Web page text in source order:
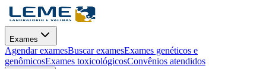
Exames
Agendar examesBuscar examesExames genéticos e
genômicosExames toxicológicosConvênios atendidos